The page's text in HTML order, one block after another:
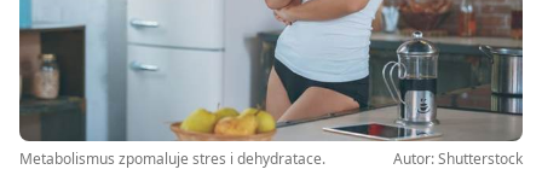
Metabolismus zpomaluje stres i dehydratace. Autor: Shutterstock